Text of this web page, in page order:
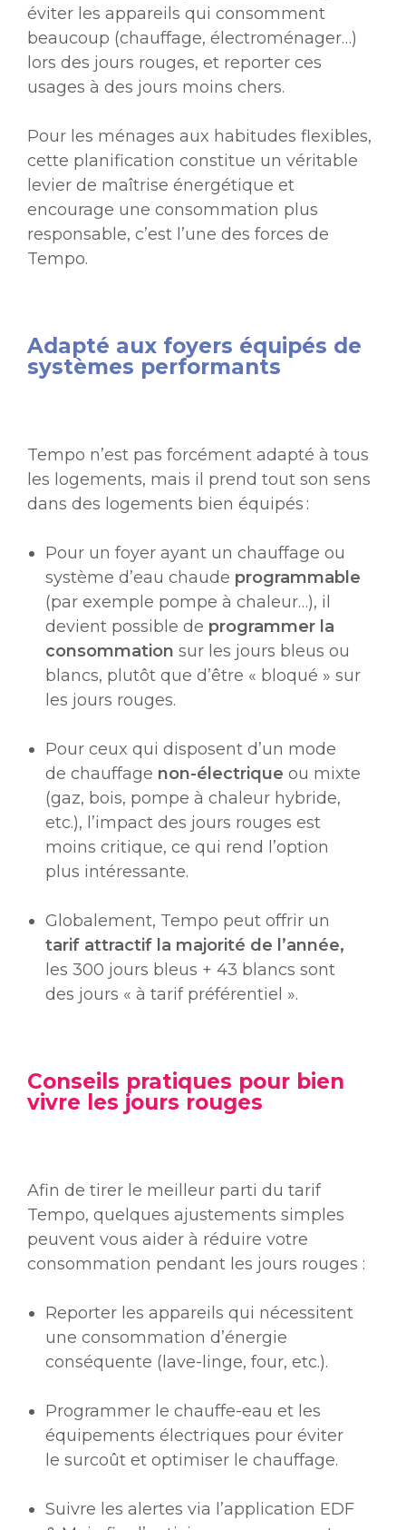
éviter les appareils qui consomment
beaucoup (chauffage, électroménager…)
lors des jours rouges, et reporter ces
usages à des jours moins chers.
Pour les ménages aux habitudes flexibles,
cette planification constitue un véritable
levier de maîtrise énergétique et
encourage une consommation plus
responsable, c’est l’une des forces de
Tempo.
Adapté aux foyers équipés de
systèmes performants
Tempo n’est pas forcément adapté à tous
les logements, mais il prend tout son sens
dans des logements bien équipés :
Pour un foyer ayant un chauffage ou
système d’eau chaude programmable
(par exemple pompe à chaleur…), il
devient possible de programmer la
consommation sur les jours bleus ou
blancs, plutôt que d’être « bloqué » sur
les jours rouges.
Pour ceux qui disposent d’un mode
de chauffage non-électrique ou mixte
(gaz, bois, pompe à chaleur hybride,
etc.), l’impact des jours rouges est
moins critique, ce qui rend l’option
plus intéressante.
Globalement, Tempo peut offrir un
tarif attractif la majorité de l’année,
les 300 jours bleus + 43 blancs sont
des jours « à tarif préférentiel ».
Conseils pratiques pour bien
vivre les jours rouges
Afin de tirer le meilleur parti du tarif
Tempo, quelques ajustements simples
peuvent vous aider à réduire votre
consommation pendant les jours rouges :
Reporter les appareils qui nécessitent
une consommation d’énergie
conséquente (lave-linge, four, etc.).
Programmer le chauffe-eau et les
équipements électriques pour éviter
le surcoût et optimiser le chauffage.
Suivre les alertes via l’application EDF